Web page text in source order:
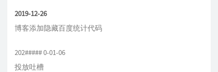
2019-12-26
博客添加隐藏百度统计代码
202##### 0-01-06
投放吐槽